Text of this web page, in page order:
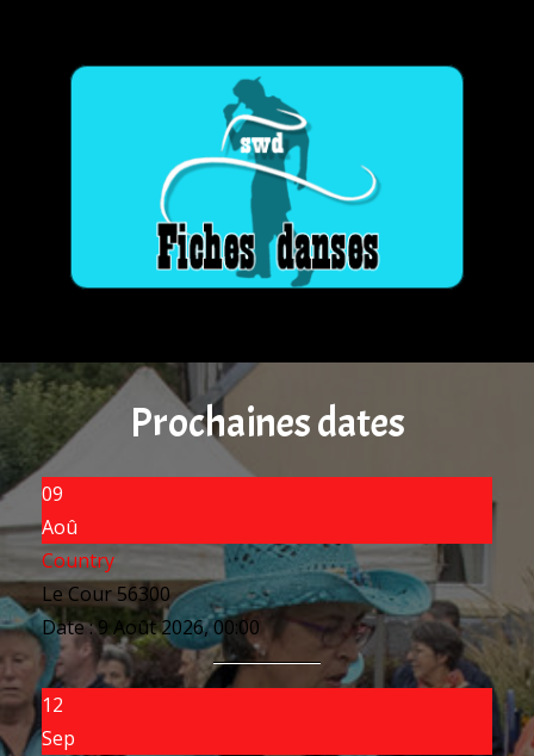
Prochaines dates
09
Aoû
Country
Le Cour 56300
Date :9 Août 2026, 00:00
12
Sep